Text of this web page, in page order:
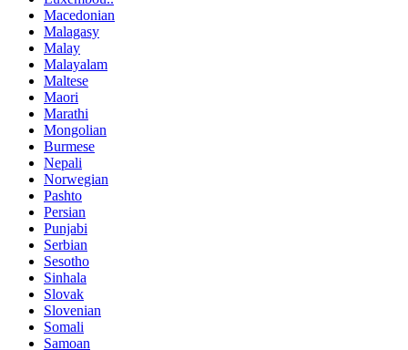
Macedonian
Malagasy
Malay
Malayalam
Maltese
Maori
Marathi
Mongolian
Burmese
Nepali
Norwegian
Pashto
Persian
Punjabi
Serbian
Sesotho
Sinhala
Slovak
Slovenian
Somali
Samoan